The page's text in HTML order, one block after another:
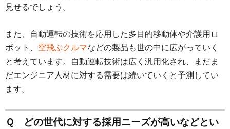
見せるでしょう。
また、自動運転の技術を応用した多目的移動体や介護用ロ
ボット、 空飛ぶクルマなどの製品も世の中に広がっていく
と考えています。自動運転技術は広く汎用化され、まだま
だエンジニア人材に対する需要は続いていくと予測してい
ます。
Ｑ どの世代に対する採用ニーズが高いなどとい